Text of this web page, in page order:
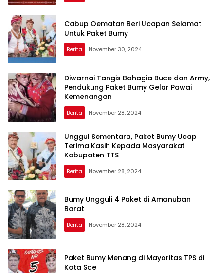
Cabup Oematan Beri Ucapan Selamat
Untuk Paket Bumy
Berita November 30, 2024
Diwarnai Tangis Bahagia Buce dan Army,
Pendukung Paket Bumy Gelar Pawai
Kemenangan
Berita November 28, 2024
Unggul Sementara, Paket Bumy Ucap
Terima Kasih Kepada Masyarakat
Kabupaten TTS
Berita November 28, 2024
Bumy Ungguli 4 Paket di Amanuban
Barat
Berita November 28, 2024
Paket Bumy Menang di Mayoritas TPS di
Kota Soe